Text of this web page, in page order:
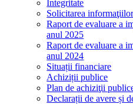
Integritate
Solicitarea
Raport de evaluare a
anul 2025
Raport de evaluare a
anul 2024
Situații financiare
Achiziții publice
Plan de achiziţii
Declarații de avere și